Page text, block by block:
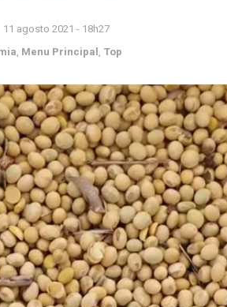
11 agosto 2021 - 18h27
, Menu Principal, Top